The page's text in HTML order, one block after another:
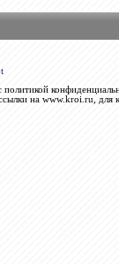
на www.kroi.ru, для